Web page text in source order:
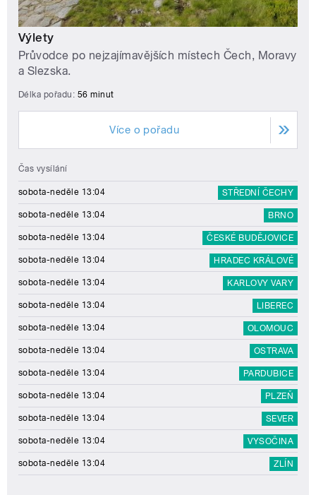
Výlety
Průvodce po nejzajímavějších místech Čech, Moravy
a Slezska.
Délka pořadu: 56 minut
Více o pořadu
Čas vysílání
sobota-neděle 13:04 STŘEDNÍ ČECHY
sobota-neděle 13:04 BRNO
sobota-neděle 13:04 ČESKÉ BUDĚJOVICE
sobota-neděle 13:04 HRADEC KRÁLOVÉ
sobota-neděle 13:04 KARLOVY VARY
sobota-neděle 13:04 LIBEREC
sobota-neděle 13:04 OLOMOUC
sobota-neděle 13:04 OSTRAVA
sobota-neděle 13:04 PARDUBICE
sobota-neděle 13:04 PLZEŇ
sobota-neděle 13:04 SEVER
sobota-neděle 13:04 VYSOČINA
sobota-neděle 13:04 ZLÍN